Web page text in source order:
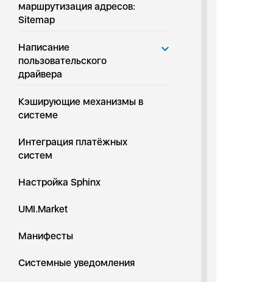
маршрутизация адресов:
Sitemap
Написание
пользовательского
драйвера
Кэширующие механизмы в
системе
Интеграция платёжных
систем
Настройка Sphinx
UMI.Market
Манифесты
Системные уведомления